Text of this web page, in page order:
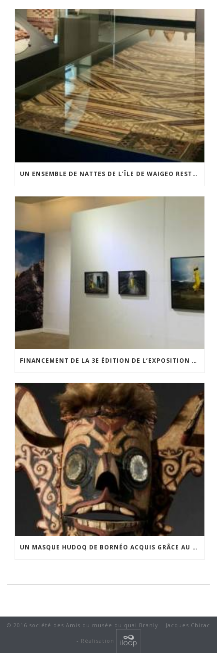
UN ENSEMBLE DE NATTES DE L’ÎLE DE WAIGEO RESTAURÉ GRÂCE AU SOUTIEN DU CERCLE LÉVI-STRAUSS
FINANCEMENT DE LA 3E ÉDITION DE L’EXPOSITION DU PRIX POUR LA PHOTOGRAPHIE PAR LE CERCLE POUR LA PHOTOGRAPHIE ET L’ART CONTEMPORAIN
UN MASQUE HUDOQ DE BORNÉO ACQUIS GRÂCE AU SOUTIEN DU CERCLE LÉVI-STRAUSS
© 2016 société des Amis du musée du quai Branly – Jacques Chirac
- Réalisation